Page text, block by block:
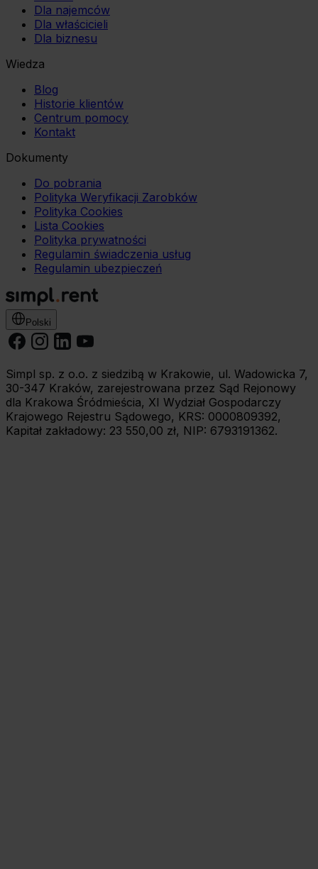
Dla najemców
Dla właścicieli
Dla biznesu
Wiedza
Blog
Historie klientów
Centrum pomocy
Kontakt
Dokumenty
Do pobrania
Polityka Weryfikacji Zarobków
Polityka Cookies
Lista Cookies
Polityka prywatności
Regulamin świadczenia usług
Regulamin ubezpieczeń
Polski
Simpl sp. z o.o. z siedzibą w Krakowie, ul. Wadowicka 7,
30-347 Kraków, zarejestrowana przez Sąd Rejonowy
dla Krakowa Śródmieścia, XI Wydział Gospodarczy
Krajowego Rejestru Sądowego, KRS: 0000809392,
Kapitał zakładowy: 23 550,00 zł, NIP: 6793191362.